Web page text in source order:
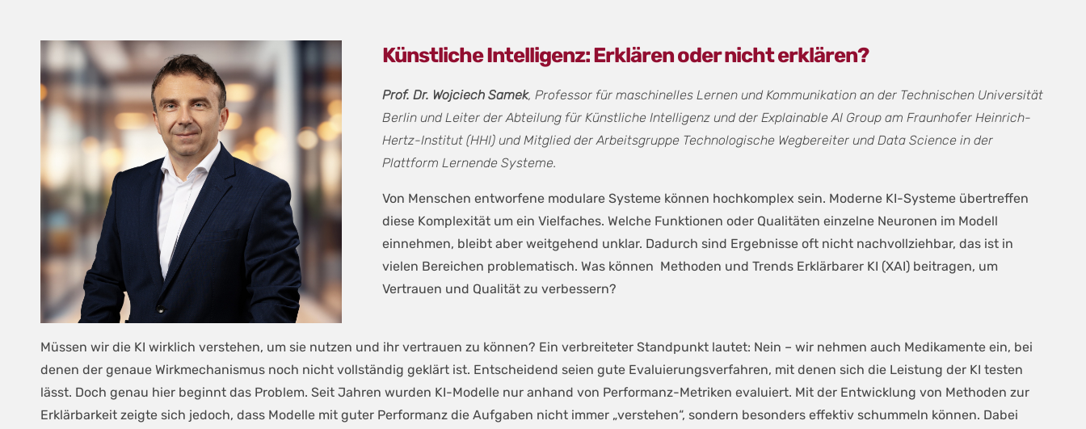
Künstliche Intelligenz: Erklären oder nicht erklären?
Prof. Dr. Wojciech Samek, Professor für maschinelles Lernen und Kommunikation an der Technischen Universität
Berlin und Leiter der Abteilung für Künstliche Intelligenz und der Explainable AI Group am Fraunhofer Heinrich-
Hertz-Institut (HHI) und Mitglied der Arbeitsgruppe Technologische Wegbereiter und Data Science in der
Plattform Lernende Systeme.
Von Menschen entworfene modulare Systeme können hochkomplex sein. Moderne KI-Systeme übertreffen
diese Komplexität um ein Vielfaches. Welche Funktionen oder Qualitäten einzelne Neuronen im Modell
einnehmen, bleibt aber weitgehend unklar. Dadurch sind Ergebnisse oft nicht nachvollziehbar, das ist in
vielen Bereichen problematisch. Was können Methoden und Trends Erklärbarer KI (XAI) beitragen, um
Vertrauen und Qualität zu verbessern?
Müssen wir die KI wirklich verstehen, um sie nutzen und ihr vertrauen zu können? Ein verbreiteter Standpunkt lautet: Nein – wir nehmen auch Medikamente ein, bei
denen der genaue Wirkmechanismus noch nicht vollständig geklärt ist. Entscheidend seien gute Evaluierungsverfahren, mit denen sich die Leistung der KI testen
lässt. Doch genau hier beginnt das Problem. Seit Jahren wurden KI-Modelle nur anhand von Performanz-Metriken evaluiert. Mit der Entwicklung von Methoden zur
Erklärbarkeit zeigte sich jedoch, dass Modelle mit guter Performanz die Aufgaben nicht immer „verstehen“, sondern besonders effektiv schummeln können. Dabei